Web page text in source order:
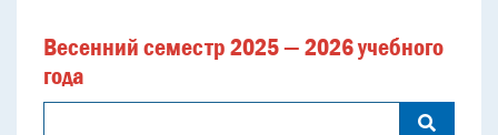
Весенний семестр 2025 — 2026 учебного
года